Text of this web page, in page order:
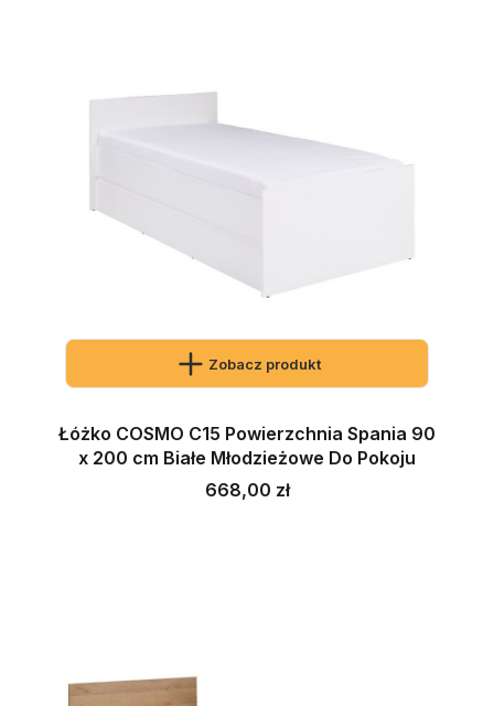
Zobacz produkt
Łóżko COSMO C15 Powierzchnia Spania 90
x 200 cm Białe Młodzieżowe Do Pokoju
Cena
668,00 zł